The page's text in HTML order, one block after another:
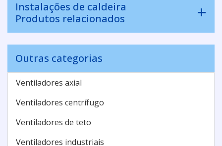
Instalações de caldeira
Produtos relacionados
Outras categorias
Ventiladores axial
Ventiladores centrífugo
Ventiladores de teto
Ventiladores industriais